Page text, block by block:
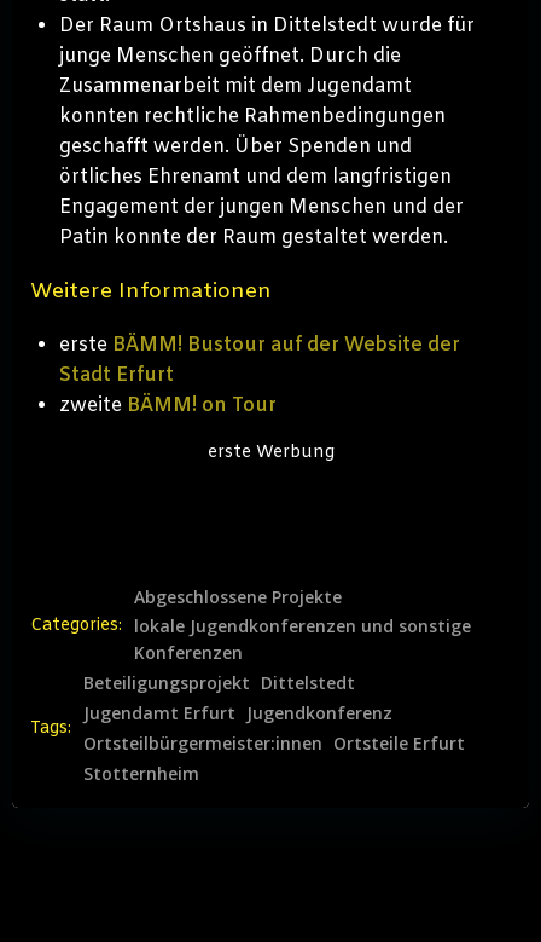
Der Raum Ortshaus in Dittelstedt wurde für
junge Menschen geöffnet. Durch die
Zusammenarbeit mit dem Jugendamt
konnten rechtliche Rahmenbedingungen
geschafft werden. Über Spenden und
örtliches Ehrenamt und dem langfristigen
Engagement der jungen Menschen und der
Patin konnte der Raum gestaltet werden.
Weitere Informationen
erste BÄMM! Bustour auf der Website der
Stadt Erfurt
zweite BÄMM! on Tour
erste Werbung
Categories:
Abgeschlossene Projekte
lokale Jugendkonferenzen und sonstige
Konferenzen
Tags:
Beteiligungsprojekt Dittelstedt
Jugendamt Erfurt
Jugendkonferenz
Ortsteilbürgermeister:innen Ortsteile Erfurt
Stotternheim